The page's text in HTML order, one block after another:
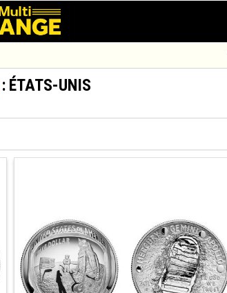
: ÉTATS-UNIS